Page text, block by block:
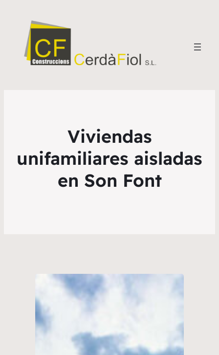
Viviendas
unifamiliares aisladas
en Son Font